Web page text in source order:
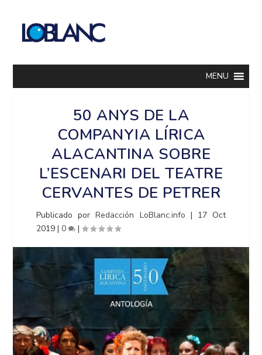
MENU
50 ANYS DE LA
COMPANYIA LÍRICA
ALACANTINA SOBRE
L’ESCENARI DEL TEATRE
CERVANTES DE PETRER
Publicado porRedacción LoBlanc.info | 17 Oct
2019 |0 |